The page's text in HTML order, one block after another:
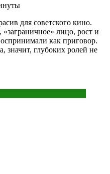
для советского кино.
лицо, рост и
как приговор.
значит, глубоких ролей не